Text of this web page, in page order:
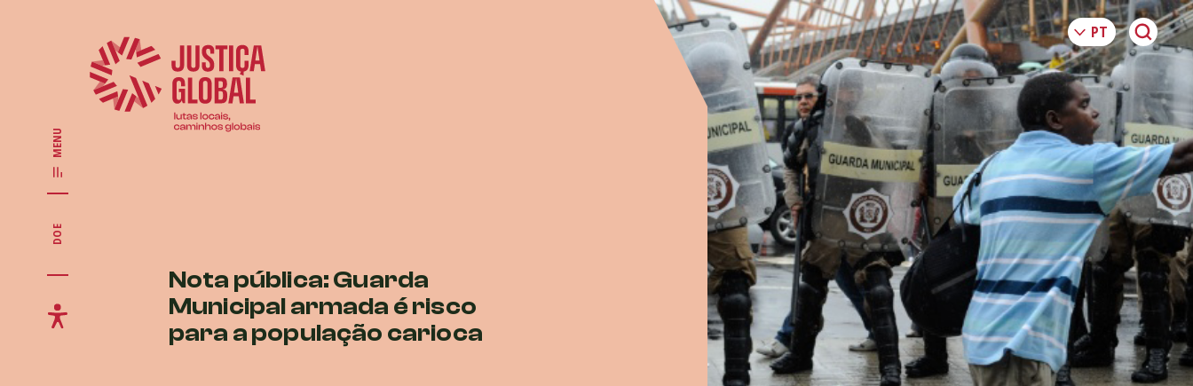
MENU
DOE
Nota pública: Guarda
Municipal armada é risco
para a população carioca